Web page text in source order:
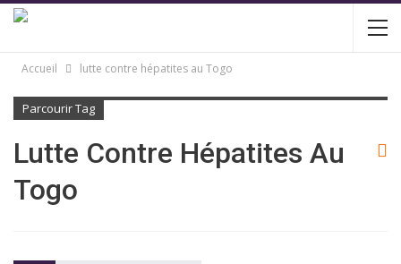
Accueil lutte contre hépatites au Togo
Parcourir Tag
Lutte Contre Hépatites Au
Togo